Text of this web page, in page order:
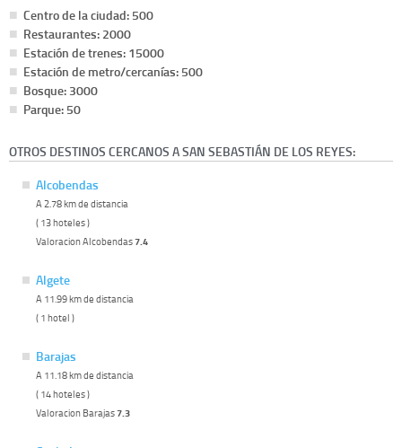
Centro de la ciudad: 500
Restaurantes: 2000
Estación de trenes: 15000
Estación de metro/cercanías: 500
Bosque: 3000
Parque: 50
OTROS DESTINOS CERCANOS A SAN SEBASTIÁN DE LOS REYES:
Alcobendas
A 2.78 km de distancia
( 13 hoteles )
Valoracion Alcobendas7.4
Algete
A 11.99 km de distancia
( 1 hotel )
Barajas
A 11.18 km de distancia
( 14 hoteles )
Valoracion Barajas7.3